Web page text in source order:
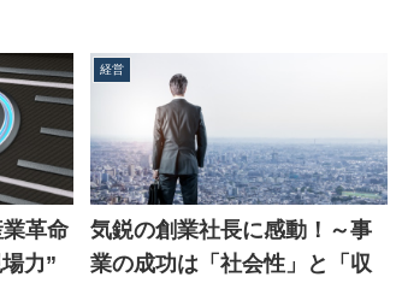
革命
力”
経営
気鋭の創業社長に感動！～事
業の成功は「社会性」と「収